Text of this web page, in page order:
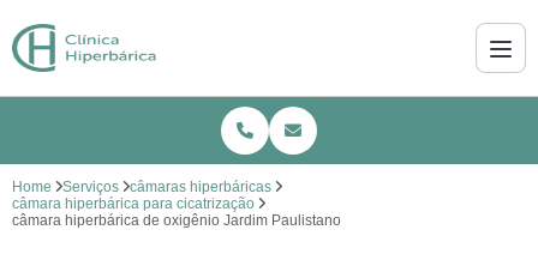
Home Serviços
câmaras hiperbáricas
câmara hiperbárica para cicatrização
câmara hiperbárica de oxigênio Jardim Paulistano